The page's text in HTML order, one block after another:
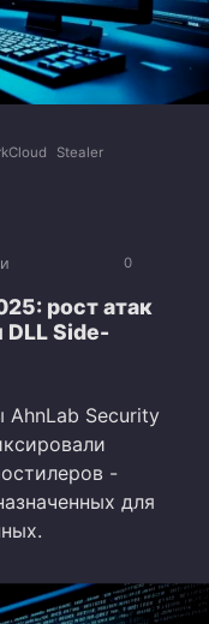
Stealer
0
рост атак
Side-
AhnLab Security
-
для